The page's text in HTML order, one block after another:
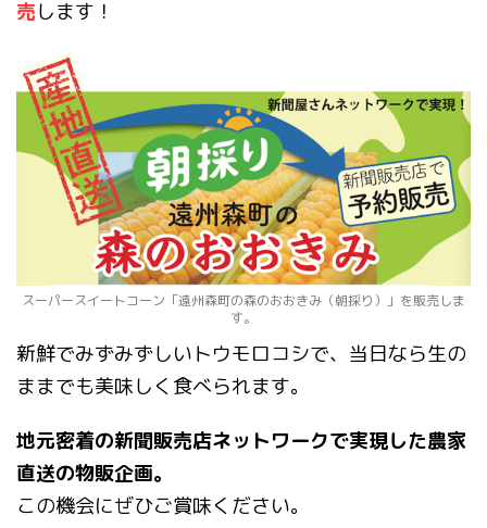
売します！
スーパースイートコーン「遠州森町の森のおおきみ（朝採り）」を販売しま
す。
新鮮でみずみずしいトウモロコシで、当日なら生の
ままでも美味しく食べられます。
地元密着の新聞販売店ネットワークで実現した農家
直送の物販企画。
この機会にぜひご賞味ください。